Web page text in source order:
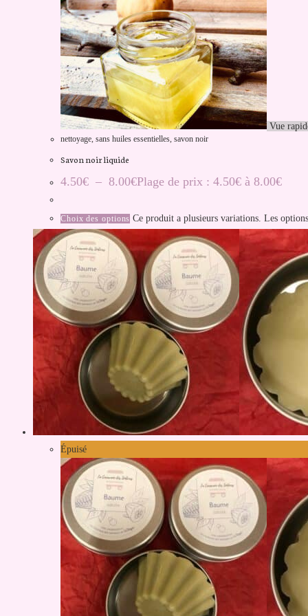
Vue
nettoyage, sans huiles essentielles, savon noir
Savon noir liquide
4.50€ – 8.00€Plage de prix : 4.50€ à 8.00€
Choix des options Ce produit a plusieurs variations. Les
Épuisé